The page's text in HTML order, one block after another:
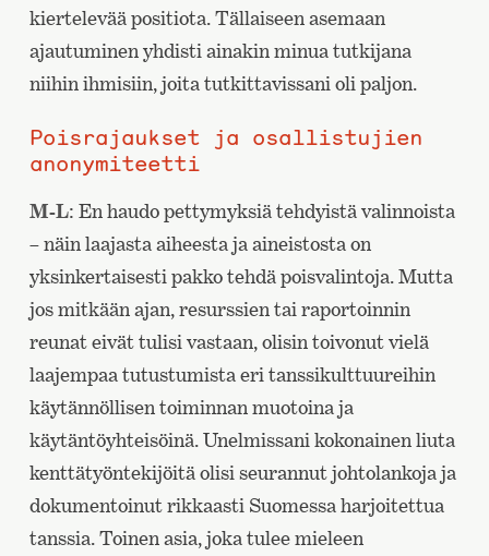
kiertelevää positiota. Tällaiseen asemaan
ajautuminen yhdisti ainakin minua tutkijana
niihin ihmisiin, joita tutkittavissani oli paljon.
Poisrajaukset ja osallistujien
anonymiteetti
M-L: En haudo pettymyksiä tehdyistä valinnoista
– näin laajasta aiheesta ja aineistosta on
yksinkertaisesti pakko tehdä poisvalintoja. Mutta
jos mitkään ajan, resurssien tai raportoinnin
reunat eivät tulisi vastaan, olisin toivonut vielä
laajempaa tutustumista eri tanssikulttuureihin
käytännöllisen toiminnan muotoina ja
käytäntöyhteisöinä. Unelmissani kokonainen liuta
kenttätyöntekijöitä olisi seurannut johtolankoja ja
dokumentoinut rikkaasti Suomessa harjoitettua
tanssia. Toinen asia, joka tulee mieleen